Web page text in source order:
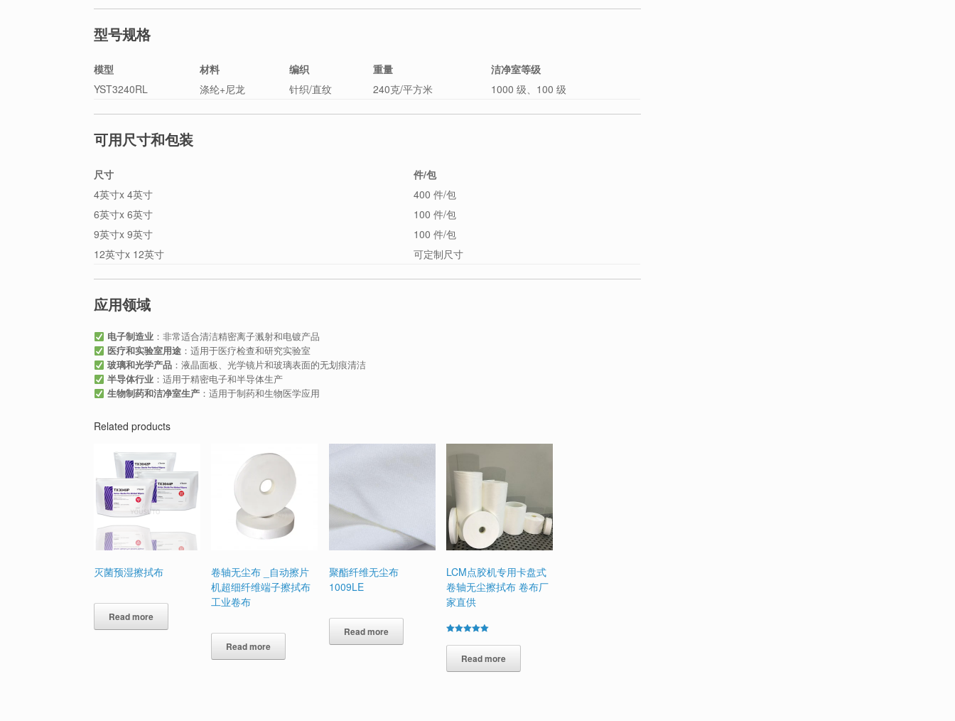
型号规格
模型 材料 编织 重量
洁净室等级
YST3240RL
涤纶+尼龙 针织/直纹 240克/平方米 1000 级、100 级
可用尺寸和包装
尺寸
件/包
4英寸x 4英寸
400 件/包
6英寸x 6英寸
100 件/包
9英寸x 9英寸
100 件/包
12英寸x 12英寸
可定制尺寸
应用领域
电子制造业：非常适合清洁精密离子溅射和电镀产品
医疗和实验室用途：适用于医疗检查和研究实验室
玻璃和光学产品：液晶面板、光学镜片和玻璃表面的无划痕清洁
半导体行业：适用于精密电子和半导体生产
生物制药和洁净室生产：适用于制药和生物医学应用
Related products
灭菌预湿擦拭布
Read more
卷轴无尘布 _自动擦片
机超细纤维端子擦拭布
工业卷布
Read more
聚酯纤维无尘布
1009LE
Read more
LCM点胶机专用卡盘式
卷轴无尘擦拭布 卷布厂
家直供
5.00
out of 5Read more